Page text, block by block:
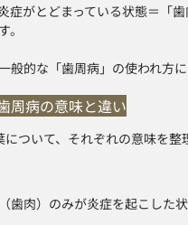
症がとどまっている状態＝「
般的な「歯周病」の使われ方
周病の意味と違い
ついて、それぞれの意味を整
肉）のみが炎症を起こした状